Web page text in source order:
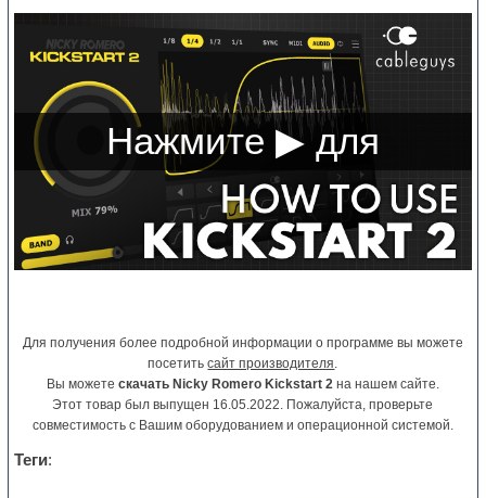
Для получения более подробной информации о программе вы можете
посетитьсайт производителя.
Вы можете скачать Nicky Romero Kickstart 2на нашем сайте.
Этот товар был выпущен 16.05.2022. Пожалуйста, проверьте
совместимость с Вашим оборудованием и операционной системой.
Теги: